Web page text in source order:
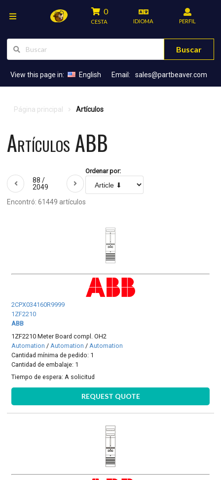
0
CESTA IDIOMA PERFIL
Buscar
View this page in: English Email: sales@partbeaver.com
Página principal Artículos
Artículos ABB
88 /
2049
Ordenar por:
Encontró: 61449 artículos
2CPX034160R9999
1ZF2210
ABB
1ZF2210 Meter Board compl. OH2
Automation / Automation / Automation
Cantidad mínima de pedido: 1
Cantidad de embalaje: 1
Tiempo de espera: A solicitud
REQUEST QUOTE